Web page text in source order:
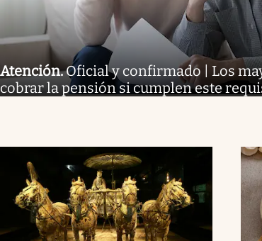
Atención.Oficial y confirmado | Los
cobrar la pensión si cumplen este